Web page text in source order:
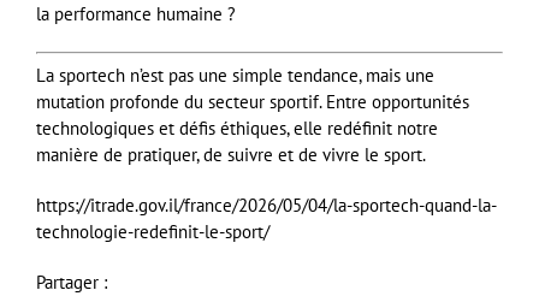
la performance humaine ?
La sportech n’est pas une simple tendance, mais une
mutation profonde du secteur sportif. Entre opportunités
technologiques et défis éthiques, elle redéfinit notre
manière de pratiquer, de suivre et de vivre le sport.
https://itrade.gov.il/france/2026/05/04/la-sportech-quand-la-
technologie-redefinit-le-sport/
Partager :